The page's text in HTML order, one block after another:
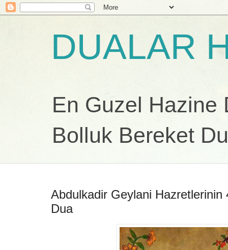
DUALAR
En Guzel Hazine
Bolluk Bereket
Abdulkadir Geylani
Dua